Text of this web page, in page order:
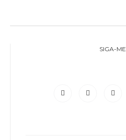
SIGA-ME